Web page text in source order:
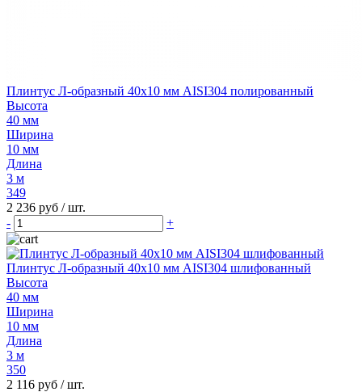
Плинтус Л-образный 40х10 мм AISI304 полированный
Высота
40 мм
Ширина
10 мм
Длина
3 м
349
2 236 руб / шт.
-
+
Плинтус Л-образный 40х10 мм AISI304 шлифованный
Высота
40 мм
Ширина
10 мм
Длина
3 м
350
2 116 руб / шт.